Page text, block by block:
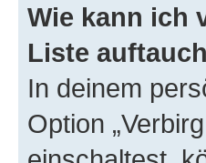
Wie kann ich
Liste
In deinem
Option